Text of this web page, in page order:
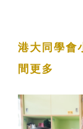
港大同學會
間更多